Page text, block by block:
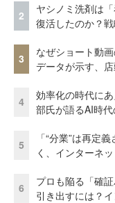
2
ヤシノミ洗剤は
復活したのか？
3
なぜショート動
データが示す、
4
効率化の時代に
部氏が語るAI時
5
「“分業”は再定
く、インターネ
6
プロも陥る「確
引き出すには？